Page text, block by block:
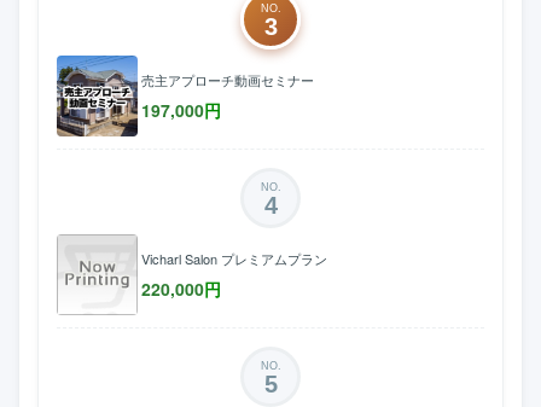
NO.
3
売主アプローチ動画セミナー
197,000円
NO.
4
Vicharl Salon プレミアムプラン
220,000円
NO.
5